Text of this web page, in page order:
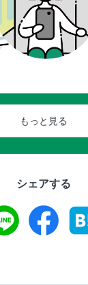
もっと見る
シェアする